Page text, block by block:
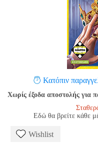
Κατόπιν
Χωρίς έξοδα αποστολής για
Εδώ θα βρείτε κάθε
Wishlist